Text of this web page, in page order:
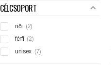
SZŰRÉS
CÉLCSOPORT
női (2)
férfi (2)
unisex (7)